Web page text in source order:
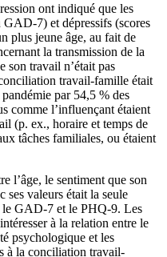
ont indiqué que les
7) et dépressifs (scores
plus jeune âge, au fait de
la transmission de la
son travail n’était pas
travail-famille était
par 54,5 % des
comme l’influençant étaient
(p. ex., horaire et temps de
tâches familiales, ou étaient
l’âge, le sentiment que son
ses valeurs était la seule
le GAD-7 et le PHQ-9. Les
à la relation entre le
psychologique et les
à la conciliation travail-